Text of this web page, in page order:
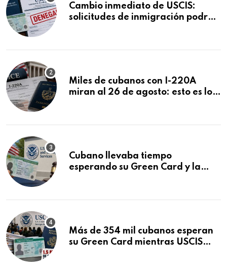
Cambio inmediato de USCIS:
solicitudes de inmigración podrán
Miles de cubanos con I-220A
miran al 26 de agosto: esto es lo
Cubano llevaba tiempo
esperando su Green Card y la
Más de 354 mil cubanos esperan
su Green Card mientras USCIS